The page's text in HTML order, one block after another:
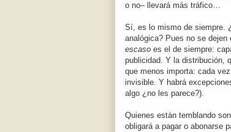
o no– llevará más tráfico…
Sí, es lo mismo de siempre.
analógica? Pues no se
escaso es el de siempre:
publicidad. Y la distribución,
que menos importa: cada
invisible. Y habrá
algo ¿no les parece?).
Quienes están temblando
obligará a pagar o abonarse